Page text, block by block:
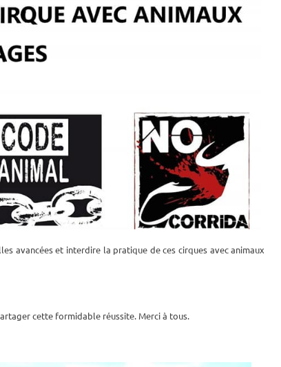
avancées et interdire la pratique de ces cirques avec animaux
cette formidable réussite. Merci à tous.